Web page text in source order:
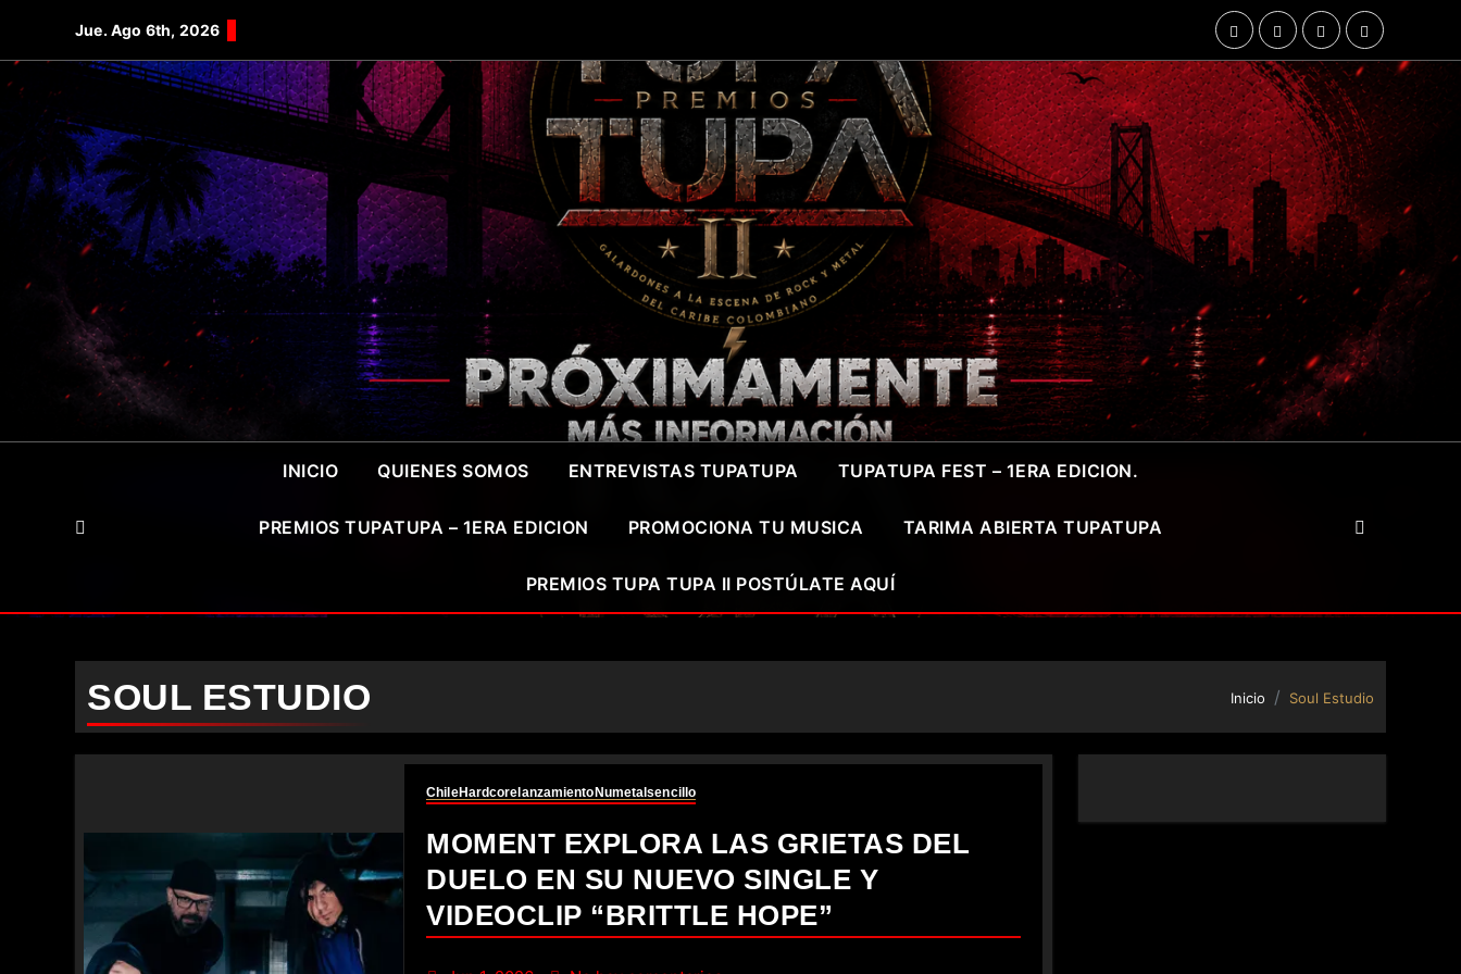
Jue. Ago 6th, 2026
INICIO QUIENES SOMOS ENTREVISTAS TUPATUPA TUPATUPA FEST – 1ERA EDICION.
PREMIOS TUPATUPA – 1ERA EDICION PROMOCIONA TU MUSICA TARIMA ABIERTA TUPATUPA
PREMIOS TUPA TUPA II POSTÚLATE AQUÍ
SOUL ESTUDIO Inicio Soul Estudio
ChileHardcore lanzamiento Numetalsencillo
MOMENT EXPLORA LAS GRIETAS DEL
DUELO EN SU NUEVO SINGLE Y
VIDEOCLIP “BRITTLE HOPE”